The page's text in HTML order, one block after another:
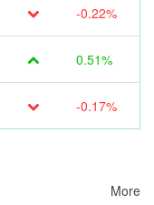
-0.22%
0.51%
-0.17%
More